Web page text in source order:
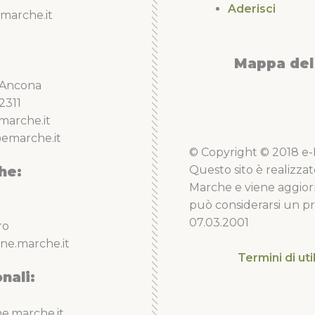
Aderisci
Mappa
© Copyright © 2018 e-
Questo sito è
Marche e viene
può considerarsi un
07.03.2001
Termini di